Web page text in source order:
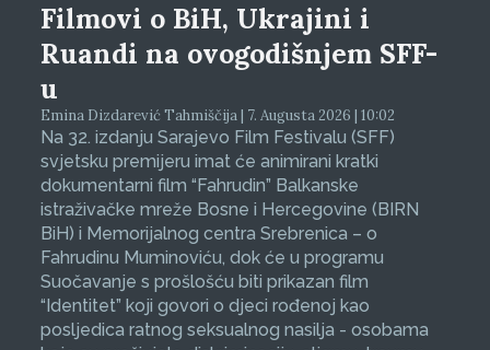
Filmovi o BiH, Ukrajini i
Ruandi na ovogodišnjem SFF-
u
Emina Dizdarević Tahmiščija | 7. Augusta 2026 | 10:02
Na 32. izdanju Sarajevo Film Festivalu (SFF)
svjetsku premijeru imat će animirani kratki
dokumentarni film “Fahrudin” Balkanske
istraživačke mreže Bosne i Hercegovine (BIRN
BiH) i Memorijalnog centra Srebrenica – o
Fahrudinu Muminoviću, dok će u programu
Suočavanje s prošlošću biti prikazan film
“Identitet” koji govori o djeci rođenoj kao
posljedica ratnog seksualnog nasilja - osobama